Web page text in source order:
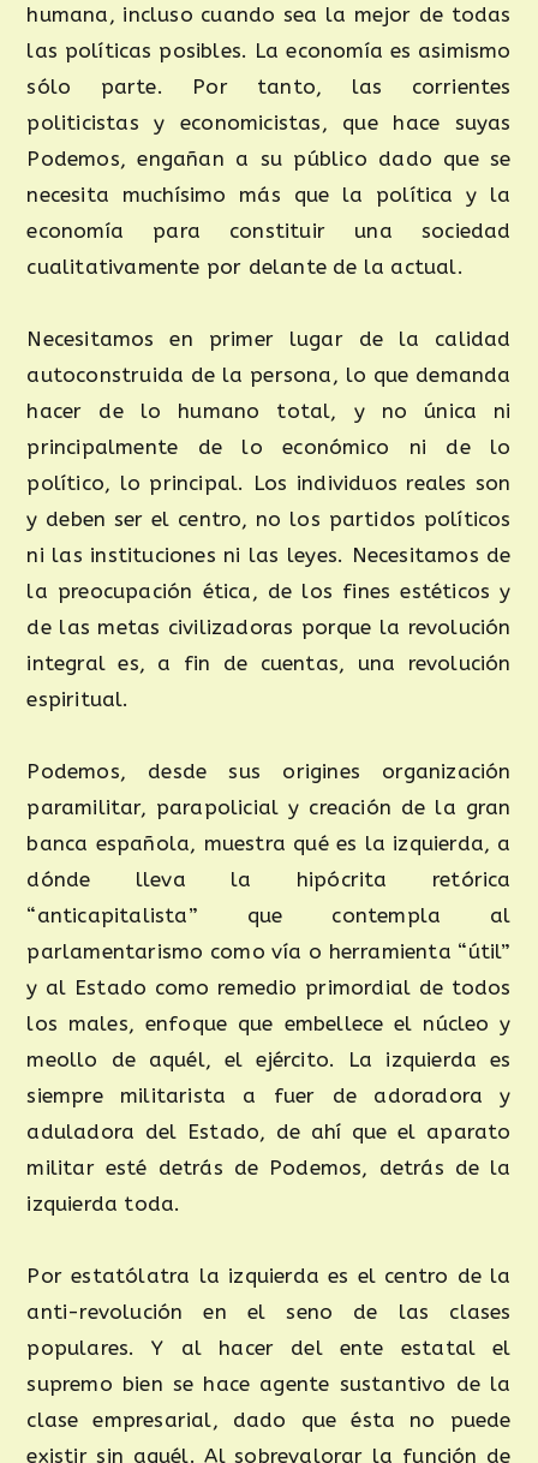
humana, incluso cuando sea la mejor de todas
las políticas posibles. La economía es asimismo
sólo parte. Por tanto, las corrientes
politicistas y economicistas, que hace suyas
Podemos, engañan a su público dado que se
necesita muchísimo más que la política y la
economía para constituir una sociedad
cualitativamente por delante de la actual.
Necesitamos en primer lugar de la calidad
autoconstruida de la persona, lo que demanda
hacer de lo humano total, y no única ni
principalmente de lo económico ni de lo
político, lo principal. Los individuos reales son
y deben ser el centro, no los partidos políticos
ni las instituciones ni las leyes. Necesitamos de
la preocupación ética, de los fines estéticos y
de las metas civilizadoras porque la revolución
integral es, a fin de cuentas, una revolución
espiritual.
Podemos, desde sus origines organización
paramilitar, parapolicial y creación de la gran
banca española, muestra qué es la izquierda, a
dónde lleva la hipócrita retórica
“anticapitalista” que contempla al
parlamentarismo como vía o herramienta “útil”
y al Estado como remedio primordial de todos
los males, enfoque que embellece el núcleo y
meollo de aquél, el ejército. La izquierda es
siempre militarista a fuer de adoradora y
aduladora del Estado, de ahí que el aparato
militar esté detrás de Podemos, detrás de la
izquierda toda.
Por estatólatra la izquierda es el centro de la
anti-revolución en el seno de las clases
populares. Y al hacer del ente estatal el
supremo bien se hace agente sustantivo de la
clase empresarial, dado que ésta no puede
existir sin aquél. Al sobrevalorar la función de